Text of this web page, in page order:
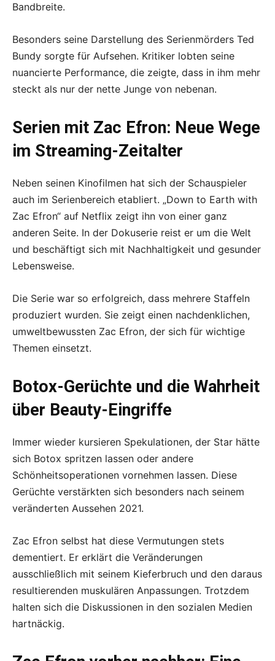
Bandbreite.
Besonders seine Darstellung des Serienmörders Ted
Bundy sorgte für Aufsehen. Kritiker lobten seine
nuancierte Performance, die zeigte, dass in ihm mehr
steckt als nur der nette Junge von nebenan.
Serien mit Zac Efron: Neue Wege
im Streaming-Zeitalter
Neben seinen Kinofilmen hat sich der Schauspieler
auch im Serienbereich etabliert. „Down to Earth with
Zac Efron“ auf Netflix zeigt ihn von einer ganz
anderen Seite. In der Dokuserie reist er um die Welt
und beschäftigt sich mit Nachhaltigkeit und gesunder
Lebensweise.
Die Serie war so erfolgreich, dass mehrere Staffeln
produziert wurden. Sie zeigt einen nachdenklichen,
umweltbewussten Zac Efron, der sich für wichtige
Themen einsetzt.
Botox-Gerüchte und die Wahrheit
über Beauty-Eingriffe
Immer wieder kursieren Spekulationen, der Star hätte
sich Botox spritzen lassen oder andere
Schönheitsoperationen vornehmen lassen. Diese
Gerüchte verstärkten sich besonders nach seinem
veränderten Aussehen 2021.
Zac Efron selbst hat diese Vermutungen stets
dementiert. Er erklärt die Veränderungen
ausschließlich mit seinem Kieferbruch und den daraus
resultierenden muskulären Anpassungen. Trotzdem
halten sich die Diskussionen in den sozialen Medien
hartnäckig.